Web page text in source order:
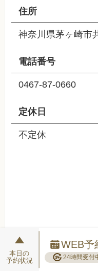
住所
神奈川県茅ヶ崎市
電話番号
0467-87-0660
定休日
不定休
本日の
予約状況
WEB予
24時間受付